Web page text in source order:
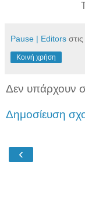
Pause | Editors στις
Κοινή χρήση
Δεν υπάρχουν
Δημοσίευση
‹